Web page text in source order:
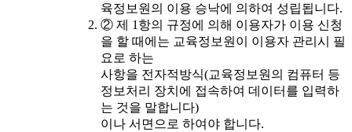
육정보원의 이용 승낙에 의하여 성립됩니다.
② 제 1항의 규정에 의해 이용자가 이용 신청
을 할 때에는 교육정보원이 이용자 관리시 필
요로 하는
사항을 전자적방식(교육정보원의 컴퓨터 등
정보처리 장치에 접속하여 데이터를 입력하
는 것을 말합니다)
이나 서면으로 하여야 합니다.